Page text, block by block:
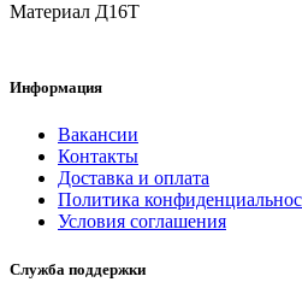
Материал Д16Т
Информация
Вакансии
Контакты
Доставка и оплата
Политика
Условия соглашения
Служба поддержки